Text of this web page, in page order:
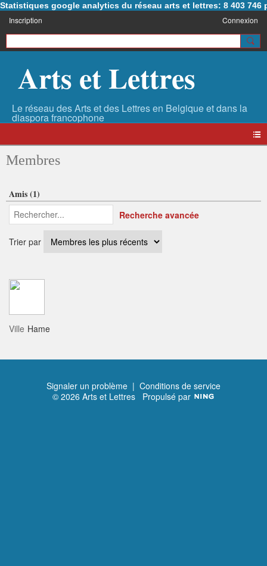
Statistiques google analytics du réseau arts et lettres: 8 403 746
Inscription Connexion
Arts et Lettres
Membres
Amis (1)
Trier par
Recherche avancée
Ville Hame
Signaler un problème | Conditions de service
© 2026 Arts et Lettres Propulsé par